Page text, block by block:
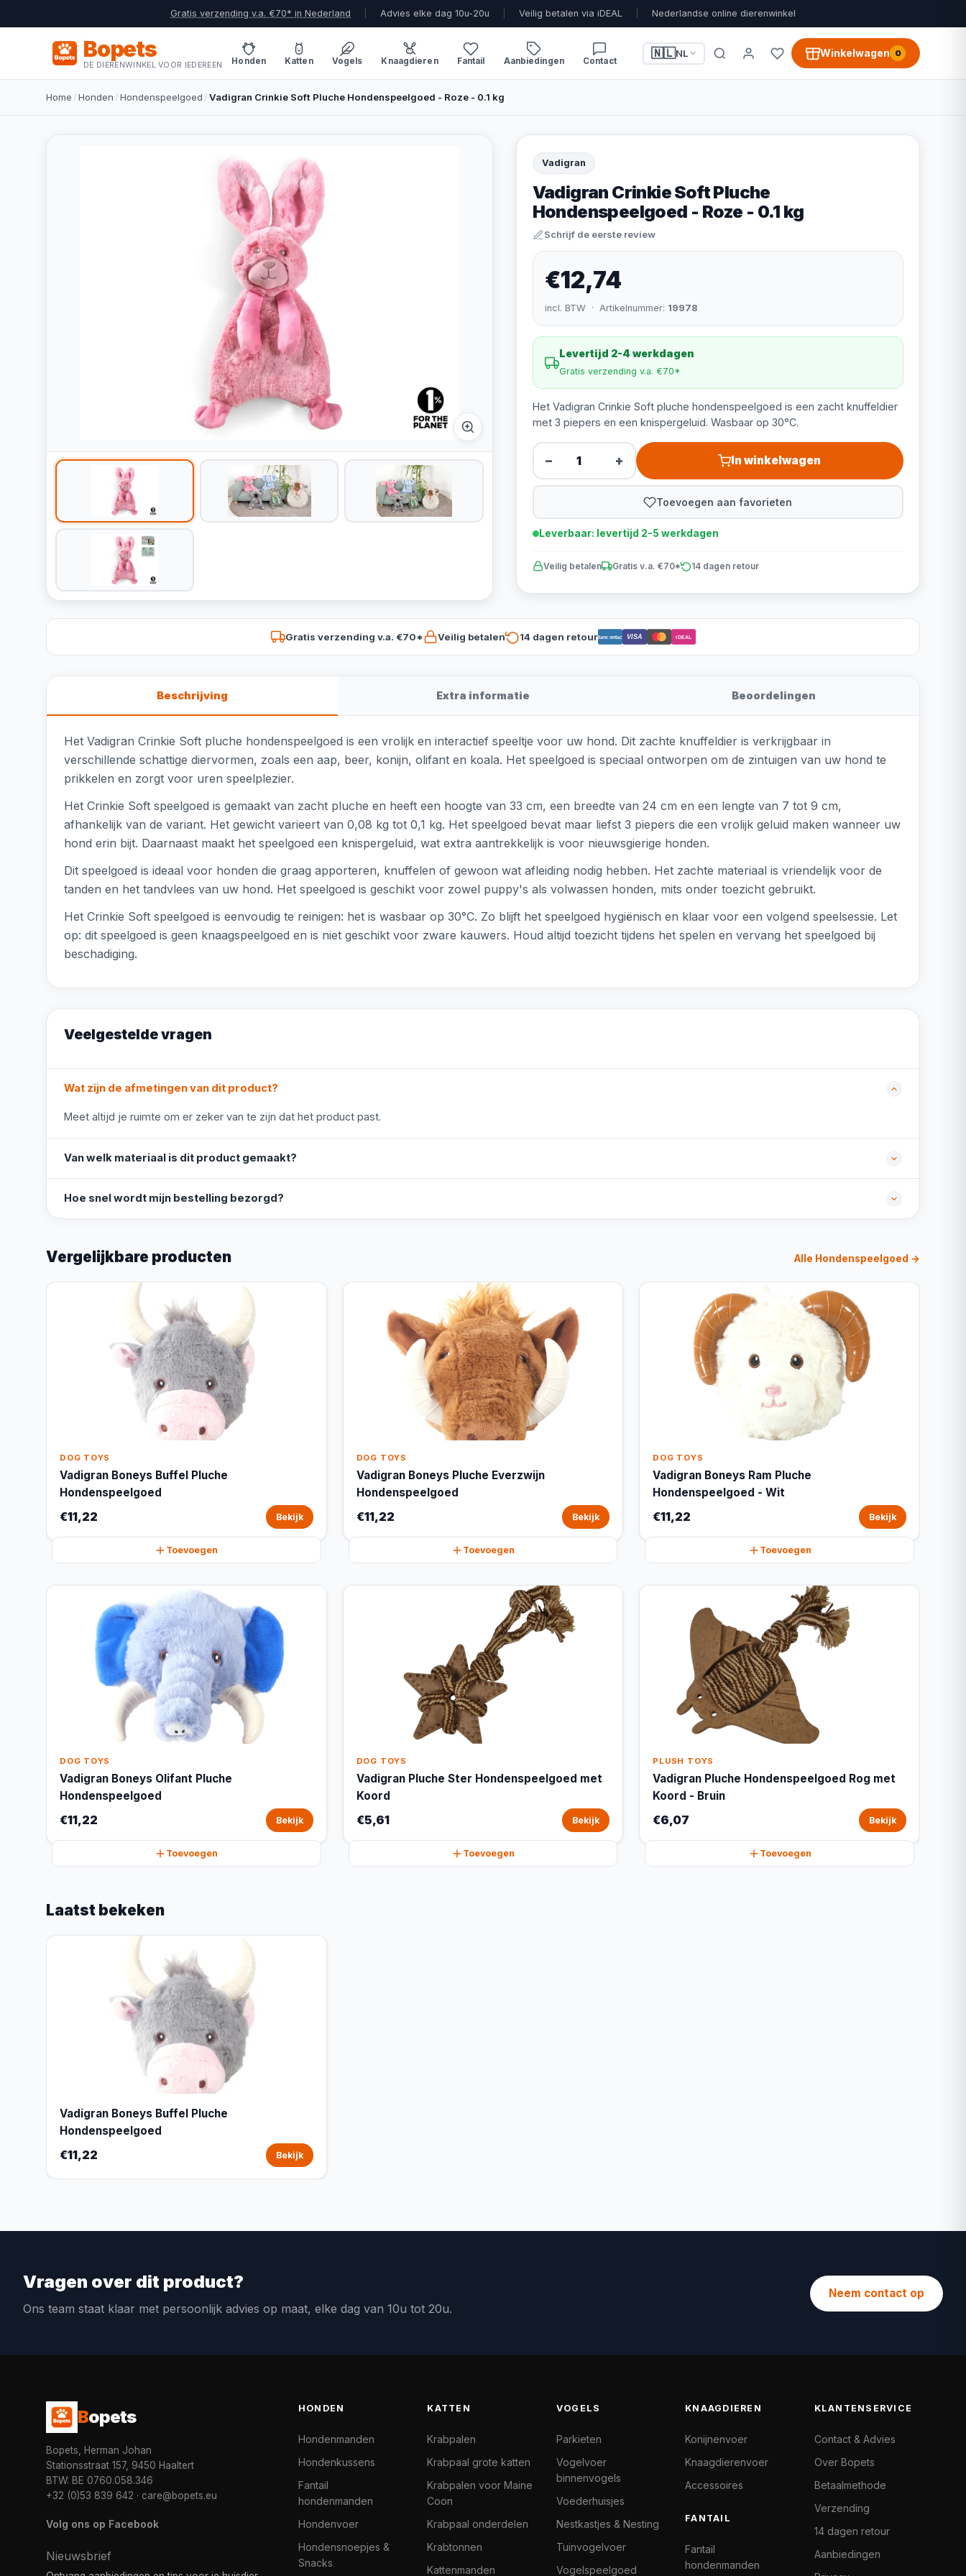
Gratis verzending v.a. €70* in Nederland Advies elke dag 10u-20u Veilig betalen via iDEAL Nederlandse online dierenwinkel
Bopets
DE DIERENWINKEL VOOR IEDEREEN Honden Katten Vogels Knaagdieren Fantail Aanbiedingen Contact
🇳🇱NL Winkelwagen 0
Home /Honden /Hondenspeelgoed /Vadigran Crinkie Soft Pluche Hondenspeelgoed - Roze - 0.1 kg
Vadigran
Vadigran Crinkie Soft Pluche
Hondenspeelgoed - Roze - 0.1 kg
Schrijf de eerste review
€12,74
incl. BTW · Artikelnummer: 19978
Levertijd 2-4 werkdagen
Gratis verzending v.a. €70*
Het Vadigran Crinkie Soft pluche hondenspeelgoed is een zacht knuffeldier
met 3 piepers en een knispergeluid. Wasbaar op 30°C.
− + In winkelwagen
Toevoegen aan favorieten
Leverbaar: levertijd 2-5 werkdagen
Veilig betalen Gratis v.a. €70* 14 dagen retour
Gratis verzending v.a. €70* Veilig betalen 14 dagen retourBancontact VISA iDEAL
Beschrijving Extra informatie Beoordelingen
Het Vadigran Crinkie Soft pluche hondenspeelgoed is een vrolijk en interactief speeltje voor uw hond. Dit zachte knuffeldier is verkrijgbaar in
verschillende schattige diervormen, zoals een aap, beer, konijn, olifant en koala. Het speelgoed is speciaal ontworpen om de zintuigen van uw hond te
prikkelen en zorgt voor uren speelplezier.
Het Crinkie Soft speelgoed is gemaakt van zacht pluche en heeft een hoogte van 33 cm, een breedte van 24 cm en een lengte van 7 tot 9 cm,
afhankelijk van de variant. Het gewicht varieert van 0,08 kg tot 0,1 kg. Het speelgoed bevat maar liefst 3 piepers die een vrolijk geluid maken wanneer uw
hond erin bijt. Daarnaast maakt het speelgoed een knispergeluid, wat extra aantrekkelijk is voor nieuwsgierige honden.
Dit speelgoed is ideaal voor honden die graag apporteren, knuffelen of gewoon wat afleiding nodig hebben. Het zachte materiaal is vriendelijk voor de
tanden en het tandvlees van uw hond. Het speelgoed is geschikt voor zowel puppy's als volwassen honden, mits onder toezicht gebruikt.
Het Crinkie Soft speelgoed is eenvoudig te reinigen: het is wasbaar op 30°C. Zo blijft het speelgoed hygiënisch en klaar voor een volgend speelsessie. Let
op: dit speelgoed is geen knaagspeelgoed en is niet geschikt voor zware kauwers. Houd altijd toezicht tijdens het spelen en vervang het speelgoed bij
beschadiging.
Veelgestelde vragen
Wat zijn de afmetingen van dit product?
Meet altijd je ruimte om er zeker van te zijn dat het product past.
Van welk materiaal is dit product gemaakt?
Hoe snel wordt mijn bestelling bezorgd?
Vergelijkbare producten Alle Hondenspeelgoed →
DOG TOYS
Vadigran Boneys Buffel Pluche
Hondenspeelgoed
€11,22 Bekijk
Toevoegen
DOG TOYS
Vadigran Boneys Pluche Everzwijn
Hondenspeelgoed
€11,22 Bekijk
Toevoegen
DOG TOYS
Vadigran Boneys Ram Pluche
Hondenspeelgoed - Wit
€11,22 Bekijk
Toevoegen
DOG TOYS
Vadigran Boneys Olifant Pluche
Hondenspeelgoed
€11,22 Bekijk
Toevoegen
DOG TOYS
Vadigran Pluche Ster Hondenspeelgoed met
Koord
€5,61 Bekijk
Toevoegen
PLUSH TOYS
Vadigran Pluche Hondenspeelgoed Rog met
Koord - Bruin
€6,07 Bekijk
Toevoegen
Laatst bekeken
Vadigran Boneys Buffel Pluche
Hondenspeelgoed
€11,22 Bekijk
Vragen over dit product?
Ons team staat klaar met persoonlijk advies op maat, elke dag van 10u tot 20u.
Neem contact op
Bopets
Bopets, Herman Johan
Stationsstraat 157, 9450 Haaltert
BTW: BE 0760.058.346
+32 (0)53 839 642 · care@bopets.eu
Volg ons op Facebook
Nieuwsbrief
HONDEN
Hondenmanden
Hondenkussens
Fantail
hondenmanden
Hondenvoer
Hondensnoepjes &
Snacks
KATTEN
Krabpalen
Krabpaal grote katten
Krabpalen voor Maine
Coon
Krabpaal onderdelen
Krabtonnen
Kattenmanden
VOGELS
Parkieten
Vogelvoer
binnenvogels
Voederhuisjes
Nestkastjes & Nesting
Tuinvogelvoer
Vogelspeelgoed
KNAAGDIEREN
Konijnenvoer
Knaagdierenvoer
Accessoires
FANTAIL
Fantail
hondenmanden
KLANTENSERVICE
Contact & Advies
Over Bopets
Betaalmethode
Verzending
14 dagen retour
Aanbiedingen